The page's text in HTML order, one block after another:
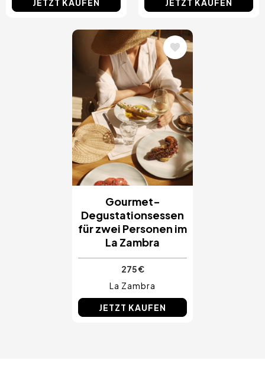
JETZT KAUFEN JETZT KAUFEN
Bild
Gourmet-
Degustationsessen
für zwei Personen im
La Zambra
275 €
La Zambra
JETZT KAUFEN